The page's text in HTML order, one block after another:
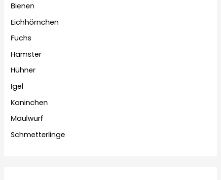
Bienen
Eichhörnchen
Fuchs
Hamster
Hühner
Igel
Kaninchen
Maulwurf
Schmetterlinge